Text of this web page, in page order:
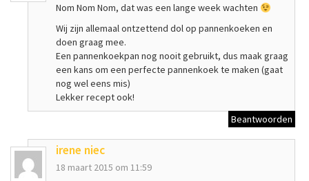
Nom Nom Nom, dat was een lange week wachten
Wij zijn allemaal ontzettend dol op pannenkoeken en
doen graag mee.
Een pannenkoekpan nog nooit gebruikt, dus maak graag
een kans om een perfecte pannenkoek te maken (gaat
nog wel eens mis)
Lekker recept ook!
Beantwoorden
irene niec
18 maart 2015 om 11:59